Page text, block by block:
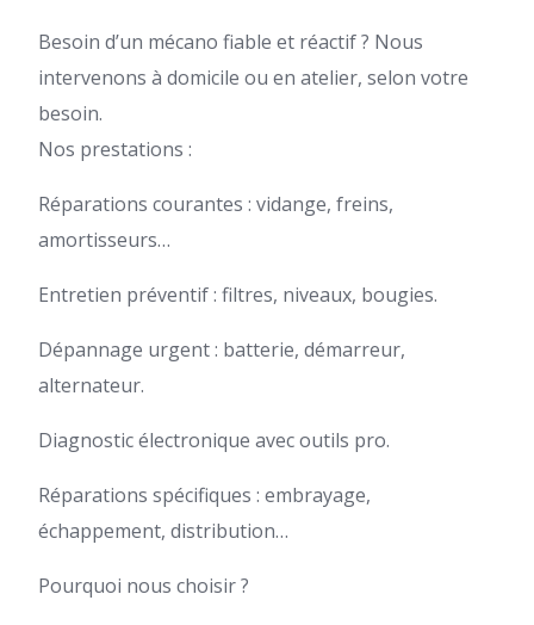
Besoin d’un mécano fiable et réactif ? Nous
intervenons à domicile ou en atelier, selon votre
besoin.
Nos prestations :
Réparations courantes : vidange, freins,
amortisseurs…
Entretien préventif : filtres, niveaux, bougies.
Dépannage urgent : batterie, démarreur,
alternateur.
Diagnostic électronique avec outils pro.
Réparations spécifiques : embrayage,
échappement, distribution…
Pourquoi nous choisir ?